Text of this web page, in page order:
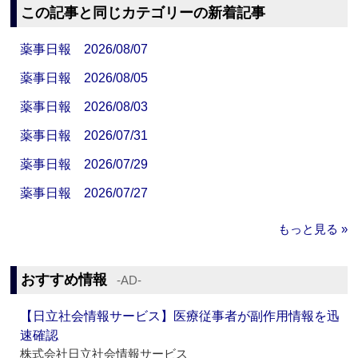
この記事と同じカテゴリーの新着記事
薬事日報 2026/08/07
薬事日報 2026/08/05
薬事日報 2026/08/03
薬事日報 2026/07/31
薬事日報 2026/07/29
薬事日報 2026/07/27
もっと見る »
おすすめ情報 ‐AD‐
【日立社会情報サービス】医療従事者が副作用情報を迅
速確認
株式会社日立社会情報サービス